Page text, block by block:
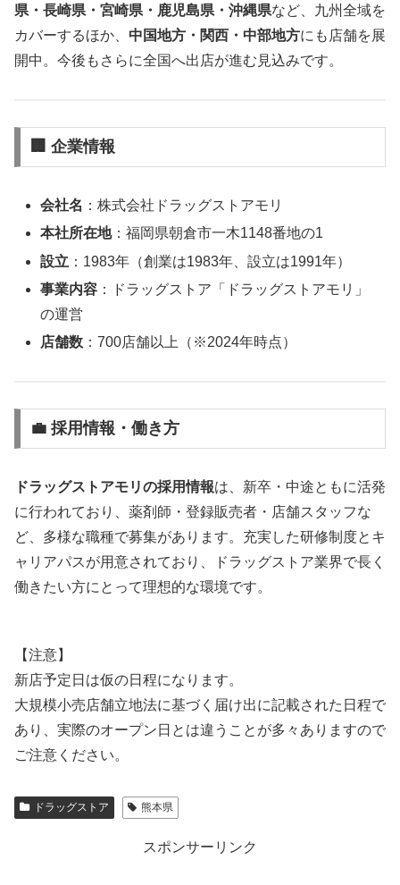
県・長崎県・宮崎県・鹿児島県・沖縄県など、九州全域を
カバーするほか、 中国地方・関西・中部地方にも店舗を展
開中。今後もさらに全国へ出店が進む見込みです。
🏢 企業情報
会社名 ：株式会社ドラッグストアモリ
本社所在地：福岡県朝倉市一木1148番地の1
設立 ：1983年（創業は1983年、設立は1991年）
事業内容 ：ドラッグストア「ドラッグストアモリ」
の運営
店舗数 ：700店舗以上（※2024年時点）
💼 採用情報・働き方
ドラッグストアモリの採用情報は、新卒・中途ともに活発
に行われており、薬剤師・登録販売者・店舗スタッフな
ど、多様な職種で募集があります。充実した研修制度とキ
ャリアパスが用意されており、ドラッグストア業界で長く
働きたい方にとって理想的な環境です。
【注意】
新店予定日は仮の日程になります。
大規模小売店舗立地法に基づく届け出に記載された日程で
あり、実際のオープン日とは違うことが多々ありますので
ご注意ください。
ドラッグストア 熊本県
スポンサーリンク